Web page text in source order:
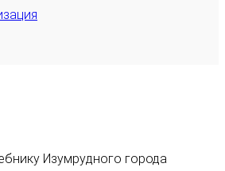
Изумрудного города